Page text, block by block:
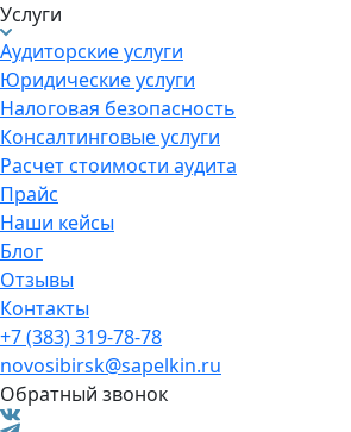
Услуги
Аудиторские услуги
Юридические услуги
Налоговая безопасность
Консалтинговые услуги
Расчет стоимости аудита
Прайс
Наши кейсы
Блог
Отзывы
Контакты
+7 (383) 319-78-78
novosibirsk@sapelkin.ru
Обратный звонок